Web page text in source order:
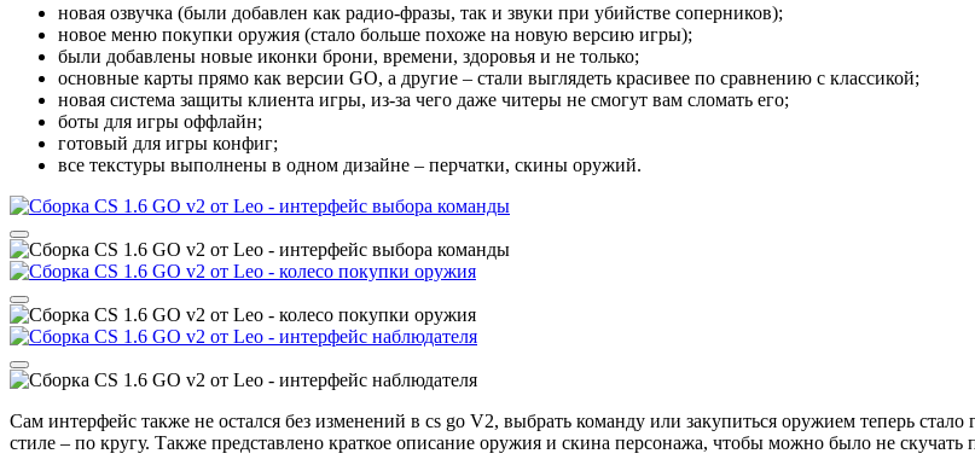
новая озвучка (были добавлен как радио-фразы, так и звуки при убийстве соперников);
новое меню покупки оружия (стало больше похоже на новую версию игры);
были добавлены новые иконки брони, времени, здоровья и не только;
основные карты прямо как версии GO, а другие – стали выглядеть красивее по сравнению с классикой;
новая система защиты клиента игры, из-за чего даже читеры не смогут вам сломать его;
боты для игры оффлайн;
готовый для игры конфиг;
все текстуры выполнены в одном дизайне – перчатки, скины оружий.
Сам интерфейс также не остался без изменений в cs go V2, выбрать команду или закупиться оружием теперь
стиле – по кругу. Также представлено краткое описание оружия и скина персонажа, чтобы можно было не